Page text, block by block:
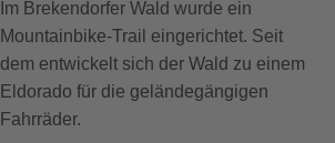
Im Brekendorfer Wald wurde ein
Mountainbike-Trail eingerichtet. Seit
dem entwickelt sich der Wald zu einem
Eldorado für die geländegängigen
Fahrräder.